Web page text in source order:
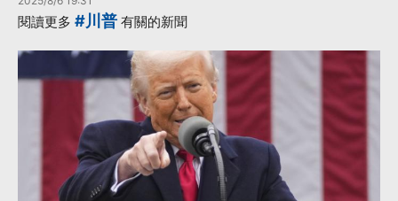
閱讀更多 #川普 有關的新聞